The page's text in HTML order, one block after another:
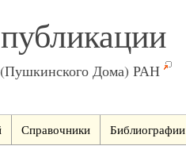
(Пушкинского Дома) РАН
Справочники Библиографии